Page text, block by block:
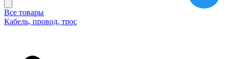
Все товары
Кабель, провод, трос